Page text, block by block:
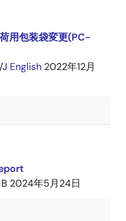
用包装袋変更(PC-
English 2022年12月
2024年5月24日